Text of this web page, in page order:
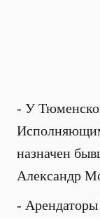
- У
Исполняющим
назначен
Александр
-